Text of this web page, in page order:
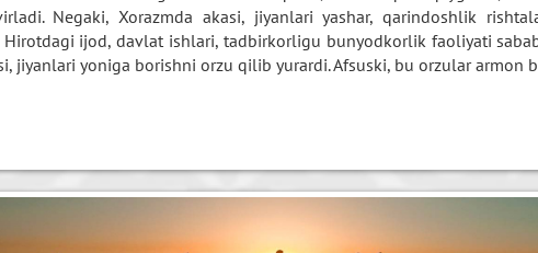
Negaki, Xorazmda akasi, jiyanlari yashar, qarindoshlik
Hirotdagi ijod, davlat ishlari, tadbirkorligu bunyodkorlik faoliyati
jiyanlari yoniga borishni orzu qilib yurardi. Afsuski, bu orzular armon